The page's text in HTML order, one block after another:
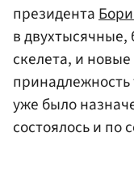
президента
в
скелета, и
уже было
состоялось и по